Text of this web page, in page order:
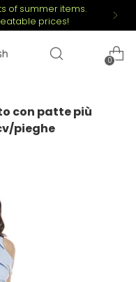
of summer items.
prices!
0
con patte più
pieghe